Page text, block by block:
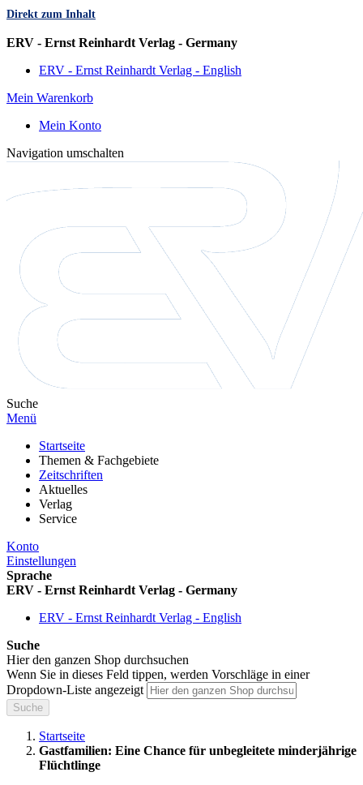
Direkt zum Inhalt
ERV - Ernst Reinhardt Verlag - Germany
ERV - Ernst Reinhardt Verlag - English
Mein Warenkorb
Mein Konto
Navigation umschalten
Suche
Menü
Startseite
Themen & Fachgebiete
Zeitschriften
Aktuelles
Verlag
Service
Konto
Einstellungen
Sprache
ERV - Ernst Reinhardt Verlag - Germany
ERV - Ernst Reinhardt Verlag - English
Suche
Hier den ganzen Shop durchsuchen
Wenn Sie in dieses Feld tippen, werden Vorschläge in einer
Dropdown-Liste angezeigt
Suche
Startseite
Gastfamilien: Eine Chance für unbegleitete minderjährige
Flüchtlinge